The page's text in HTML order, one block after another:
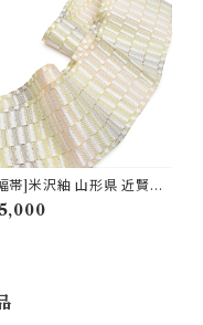
帯]米沢紬 山形県 近賢織
製 絹 和紙 日本製(商品番